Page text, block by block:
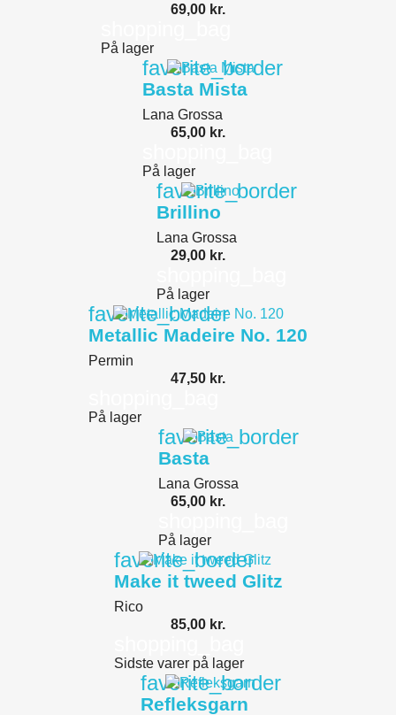
69,00 kr.
På lager
favorite_border
Basta Mista
Lana Grossa
65,00 kr.
På lager
favorite_border
Brillino
Lana Grossa
29,00 kr.
På lager
favorite_border
Metallic Madeire No. 120
Permin
47,50 kr.
På lager
favorite_border
Basta
Lana Grossa
65,00 kr.
På lager
favorite_border
Make it tweed Glitz
Rico
85,00 kr.
Sidste varer på lager
favorite_border
Refleksgarn